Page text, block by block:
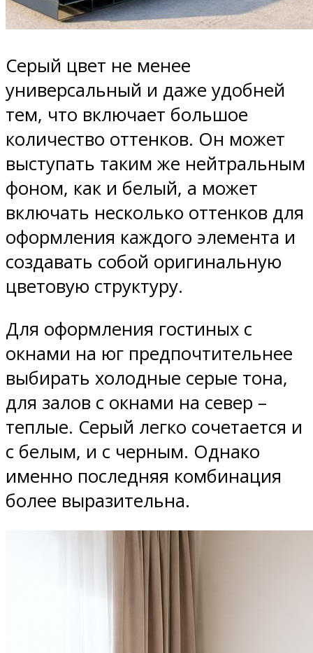
Серый цвет не менее
универсальный и даже удобней
тем, что включает большое
количество оттенков. Он может
выступать таким же нейтральным
фоном, как и белый, а может
включать несколько оттенков для
оформления каждого элемента и
создавать собой оригинальную
цветовую структуру.
Для оформления гостиных с
окнами на юг предпочтительнее
выбирать холодные серые тона,
для залов с окнами на север –
теплые. Серый легко сочетается и
с белым, и с черным. Однако
именно последняя комбинация
более выразительна.